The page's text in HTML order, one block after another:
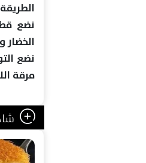
الطريقة
نضع
الخضار
نضع
مرقة اللحم وال٢ كوب